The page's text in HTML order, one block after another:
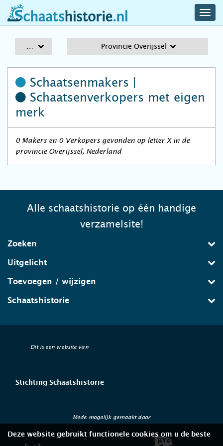
schaatshistorie.nl
Provincie Overijssel
Schaatsenmakers |
Schaatsenverkopers met eigen
merk
0 Makers en 0 Verkopers gevonden op letter X in de
provincie Overijssel, Nederland
Alle schaatshistorie op één handige
verzamelsite!
Zoeken
Uitgelicht
Toevoegen / wijzigen
Schaatshistorie
Dit is een website van
Stichting Schaatshistorie
Mede mogelijk gemaakt door
Deze website gebruikt functionele cookies om u de beste